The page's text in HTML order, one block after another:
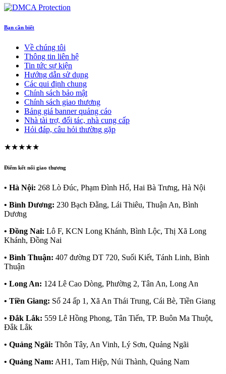
Bạn cần biết
Về chúng tôi
Thông tin liên hệ
Tin tức sự kiện
Hướng dẫn sử dụng
Các qui định chung
Chính sách bảo mật
Chính sách giao thương
Bảng giá banner quảng cáo
Nhà tài trợ, đối tác, nhà cung cấp
Hỏi đáp, câu hỏi thường gặp
★★★★★
Điểm kết nối giao thương
• Hà Nội: 268 Lò Đúc, Phạm Đình Hổ, Hai Bà Trưng, Hà Nội
• Bình Dương: 230 Bạch Đằng, Lái Thiêu, Thuận An, Bình
Dương
• Đồng Nai: Lô F, KCN Long Khánh, Bình Lộc, Thị Xã Long
Khánh, Đồng Nai
• Bình Thuận: 407 đường DT 720, Suối Kiết, Tánh Linh, Bình
Thuận
• Long An: 124 Lê Cao Dòng, Phường 2, Tân An, Long An
• Tiền Giang: Số 24 ấp 1, Xã An Thái Trung, Cái Bè, Tiền Giang
• Đắk Lắk: 559 Lê Hồng Phong, Tân Tiến, TP. Buôn Ma Thuột,
Đắk Lắk
• Quảng Ngãi: Thôn Tây, An Vinh, Lý Sơn, Quảng Ngãi
• Quảng Nam: AH1, Tam Hiệp, Núi Thành, Quảng Nam